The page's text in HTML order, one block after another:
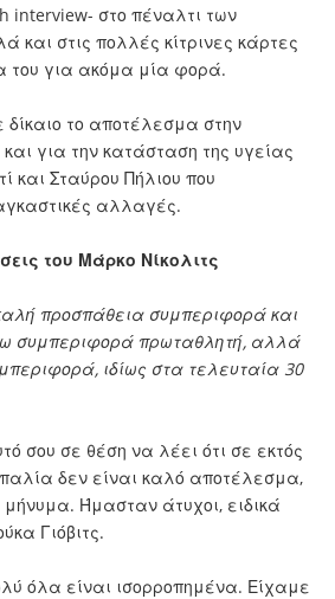
interview- στο πέναλτι των
και στις πολλές κίτρινες κάρτες
του για ακόμα μία φορά.
δίκαιο το αποτέλεσμα στην
για την κατάσταση της υγείας
και Σταύρου Πήλιου που
αλλαγές.
του Μάρκο Νίκολιτς
προσπάθεια συμπεριφορά και
συμπεριφορά πρωταθλητή, αλλά
ιδίως στα τελευταία 30
σου σε θέση να λέει ότι σε εκτός
δεν είναι καλό αποτέλεσμα,
Ήμασταν άτυχοι, ειδικά
Γιόβιτς.
όλα είναι ισορροπημένα. Είχαμε